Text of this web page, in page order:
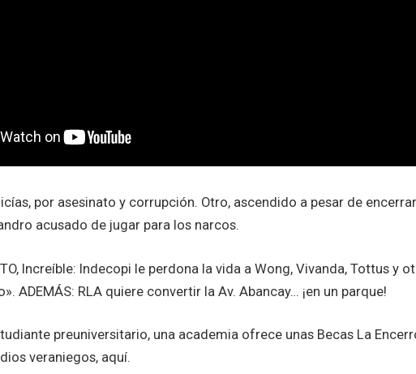
por asesinato y corrupción. Otro, ascendido a pesar de
acusado de jugar para los narcos.
Increíble: Indecopi le perdona la vida a Wong, Vivanda, Tottus y
ADEMÁS: RLA quiere convertir la Av. Abancay… ¡en un parque!
preuniversitario, una academia ofrece unas Becas La
veraniegos, aquí.